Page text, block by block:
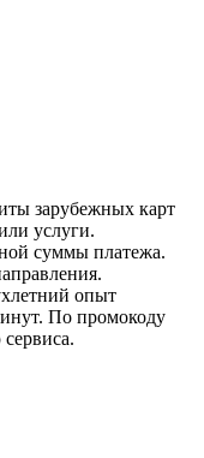
зарубежных карт
услуги.
суммы платежа.
опыт
По промокоду